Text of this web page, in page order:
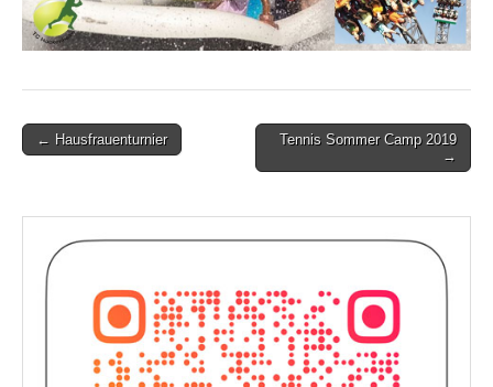
Post← Hausfrauenturnier
Tennis Sommer Camp 2019
→